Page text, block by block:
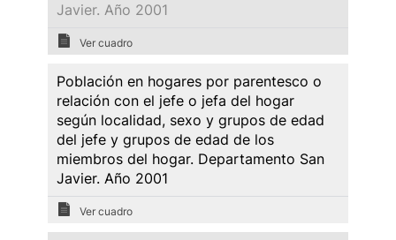
Javier. Año 2001
Ver cuadro
Población en hogares por parentesco o
relación con el jefe o jefa del hogar
según localidad, sexo y grupos de edad
del jefe y grupos de edad de los
miembros del hogar. Departamento San
Javier. Año 2001
Ver cuadro